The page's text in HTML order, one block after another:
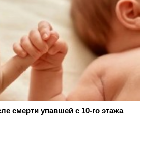
смерти упавшей с 10-го этажа